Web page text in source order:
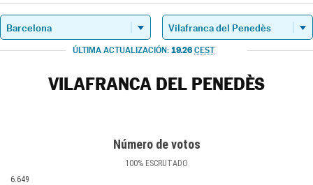
ÚLTIMA ACTUALIZACIÓN: 19.26 CEST
VILAFRANCA DEL PENEDÈS
Número de votos
100% ESCRUTADO
6.649